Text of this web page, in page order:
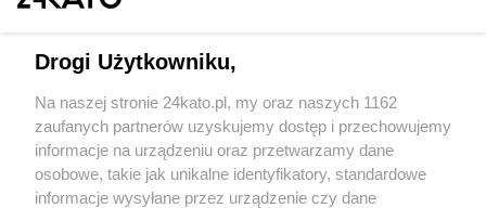
niego towar. Ukradł w ten sposób trzy zegarki
1 / 2
Wydawca mediów lokalnych
Drogi Użytkowniku,
Na naszej stronie 24kato.pl, my oraz naszych 1162
zaufanych partnerów uzyskujemy dostęp i przechowujemy
informacje na urządzeniu oraz przetwarzamy dane
osobowe, takie jak unikalne identyfikatory, standardowe
informacje wysyłane przez urządzenie czy dane